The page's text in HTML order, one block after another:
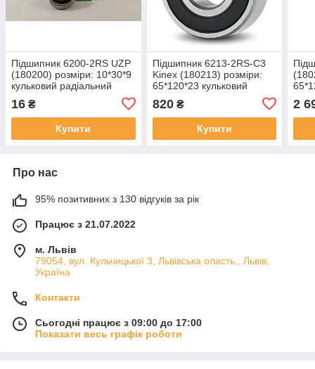
Підшипник 6200-2RS UZP
(180200) розміри: 10*30*9
кульковий радіальний
16 ₴
Купити
Підшипник 6213-2RS-C3
Kinex (180213) розміри:
65*120*23 кульковий
820₴
Купити
2
Про нас
95% позитивних з 130 відгуків за рік
Працює з 21.07.2022
м. Львів
79054, вул. Кульчицької 3, Львівська оласть,, Львів,
Україна
Контакти
Сьогодні працює з 09:00 до 17:00
Показати весь графік роботи